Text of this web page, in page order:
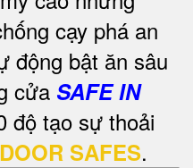
cạy phá an
động bật ăn sâu
cửa SAFE IN
độ tạo sự thoải
SAFES.